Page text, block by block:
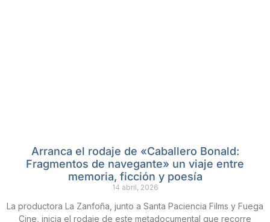
Arranca el rodaje de «Caballero Bonald:
Fragmentos de navegante» un viaje entre
memoria, ficción y poesía
14 abril, 2026
La productora La Zanfoña, junto a Santa Paciencia Films y Fuega
Cine, inicia el rodaje de este metadocumental que recorre